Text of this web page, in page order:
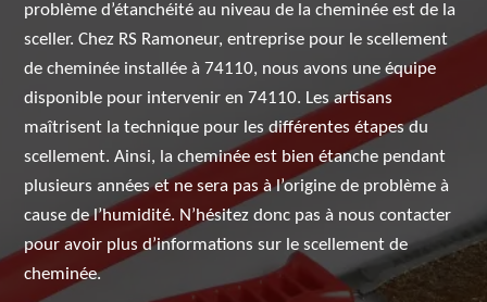
problème d’étanchéité au niveau de la cheminée est de la
sceller. Chez RS Ramoneur, entreprise pour le scellement
de cheminée installée à 74110, nous avons une équipe
disponible pour intervenir en 74110. Les artisans
maîtrisent la technique pour les différentes étapes du
scellement. Ainsi, la cheminée est bien étanche pendant
plusieurs années et ne sera pas à l’origine de problème à
cause de l’humidité. N’hésitez donc pas à nous contacter
pour avoir plus d’informations sur le scellement de
cheminée.